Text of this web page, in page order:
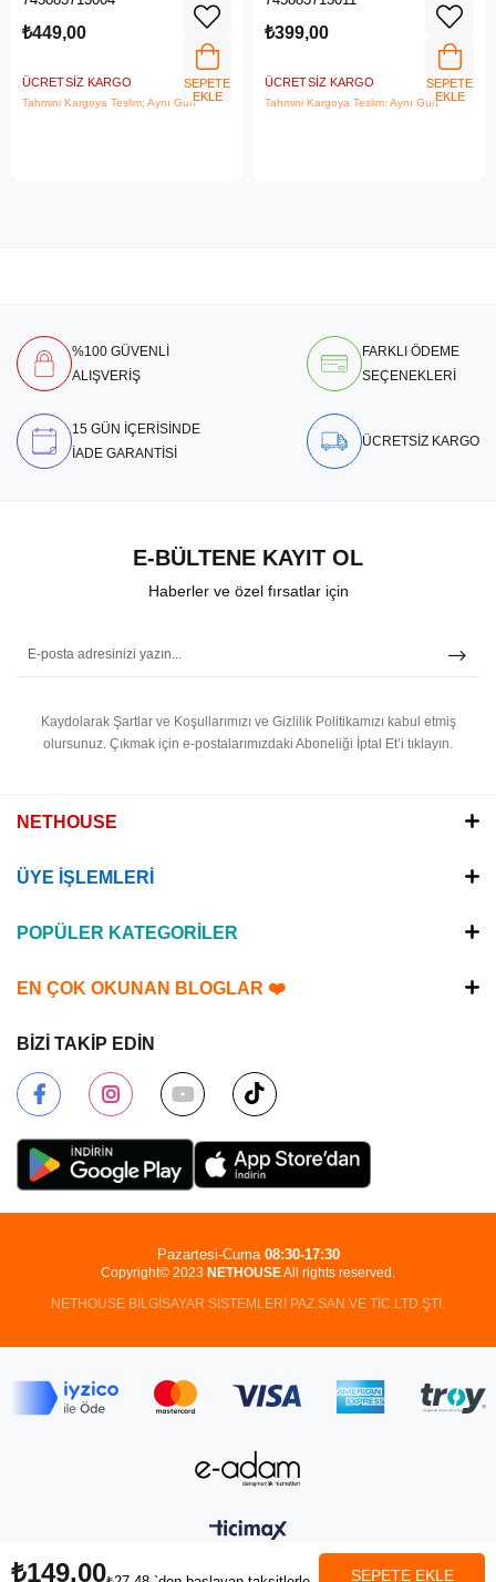
₺149,00
₺449,00
ÜCRETSIZ KARGO
Tahmini Kargoya Teslim: Aynı Gün
SEPETE
EKLE
₺399,00
ÜCRETSIZ KARGO
Tahmini Kargoya Teslim: Aynı Gün
SEPETE
EKLE
%100 GÜVENLİ
ALIŞVERİŞ
FARKLI ÖDEME
SEÇENEKLERİ
15 GÜN İÇERİSİNDE
İADE GARANTİSİ
ÜCRETSİZ KARGO
E-BÜLTENE KAYIT OL
Haberler ve özel fırsatlar için
Kaydolarak Şartlar ve Koşullarımızı ve Gizlilik Politikamızı kabul etmiş
olursunuz. Çıkmak için e-postalarımızdaki Aboneliği İptal Et’i tıklayın.
NETHOUSE
ÜYE İŞLEMLERİ
POPÜLER KATEGORİLER
EN ÇOK OKUNAN BLOGLAR ❤️
BİZİ TAKİP EDİN
Copyright© 2023 NETHOUSEAll rights reserved.
NETHOUSE BİLGİSAYAR SİSTEMLERİ PAZ.SAN.VE TİC.LTD.ŞTİ.
Pazartesi-Cuma 08:30-17:30